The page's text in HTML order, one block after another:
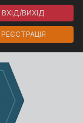
ВХІД/ВИХІД
РЕЄСТРАЦІЯ